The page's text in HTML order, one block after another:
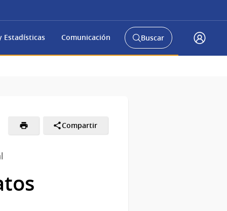
Estadísticas Comunicación
Abrir
buscador
Buscar
Acceso
Compartir